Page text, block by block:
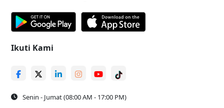
Ikuti Kami
Senin - Jumat (08:00 AM - 17:00 PM)